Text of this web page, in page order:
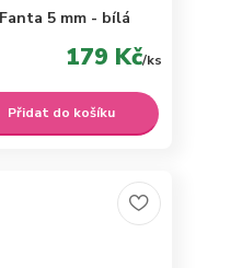
5 mm - bílá
179 Kč/ks
Přidat do košíku